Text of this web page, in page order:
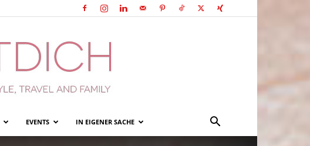
EVENTS IN EIGENER SACHE